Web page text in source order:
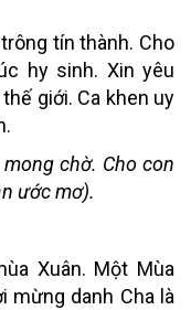
tín thành. Cho
hy sinh. Xin yêu
giới. Ca khen uy
chờ. Cho con
ước mơ).
Xuân. Một Mùa
mừng danh Cha là